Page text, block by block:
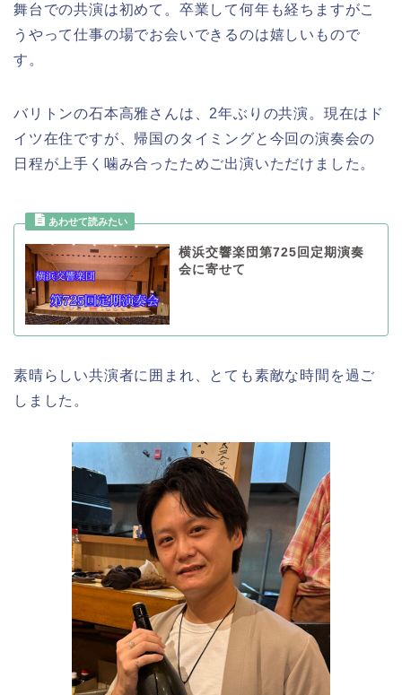
舞台での共演は初めて。卒業して何年も経ちますがこ
うやって仕事の場でお会いできるのは嬉しいもので
す。
バリトンの石本高雅さんは、2年ぶりの共演。現在はド
イツ在住ですが、帰国のタイミングと今回の演奏会の
日程が上手く噛み合ったためご出演いただけました。
横浜交響楽団第725回定期演奏
会に寄せて
素晴らしい共演者に囲まれ、とても素敵な時間を過ご
しました。